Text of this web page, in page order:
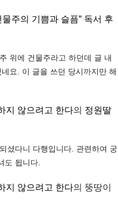
주의 기쁨과 슬픔” 독서 후
위에 건물주라고 하던데 글 내
요. 이 글을 쓰던 당시까지만 해
지 않으려고 한다의 정원딸
셨다니 다행입니다. 관련하여 궁
도 됩니다.
지 않으려고 한다의 뚱땅이